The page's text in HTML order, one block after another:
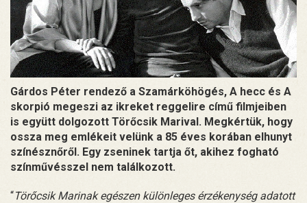
Gárdos Péter rendező a Szamárköhögés, A hecc és A
skorpió megeszi az ikreket reggelire című filmjeiben
is együtt dolgozott Törőcsik Marival. Megkértük, hogy
ossza meg emlékeit velünk a 85 éves korában elhunyt
színésznőről. Egy zseninek tartja őt, akihez fogható
színművésszel nem találkozott.
“Törőcsik Marinak egészen különleges érzékenység adatott